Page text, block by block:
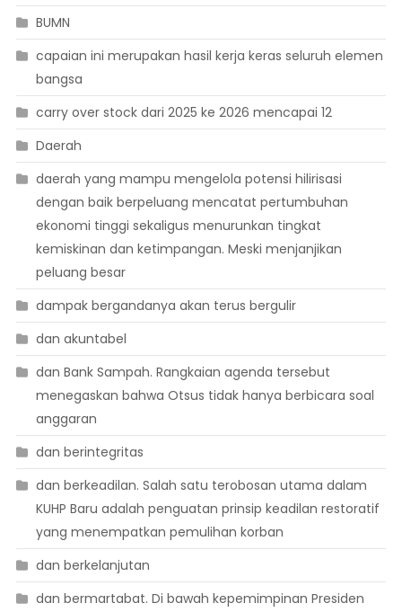
BUMN
capaian ini merupakan hasil kerja keras seluruh elemen
bangsa
carry over stock dari 2025 ke 2026 mencapai 12
Daerah
daerah yang mampu mengelola potensi hilirisasi
dengan baik berpeluang mencatat pertumbuhan
ekonomi tinggi sekaligus menurunkan tingkat
kemiskinan dan ketimpangan. Meski menjanjikan
peluang besar
dampak bergandanya akan terus bergulir
dan akuntabel
dan Bank Sampah. Rangkaian agenda tersebut
menegaskan bahwa Otsus tidak hanya berbicara soal
anggaran
dan berintegritas
dan berkeadilan. Salah satu terobosan utama dalam
KUHP Baru adalah penguatan prinsip keadilan restoratif
yang menempatkan pemulihan korban
dan berkelanjutan
dan bermartabat. Di bawah kepemimpinan Presiden